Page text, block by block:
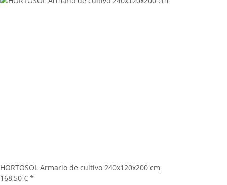
HORTOSOL Armario de cultivo 240x120x200 cm
168,50 € *